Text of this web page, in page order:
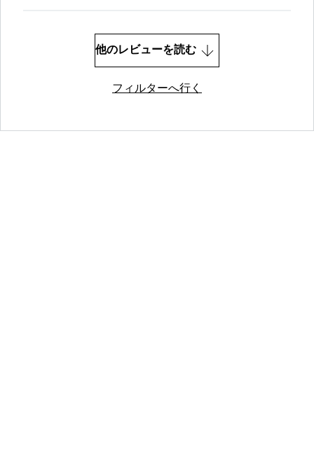
他のレビューを読む
フィルターへ行く